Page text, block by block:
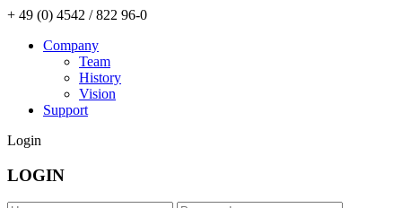
+ 49 (0) 4542 / 822 96-0
Company
Team
History
Vision
Support
Login
LOGIN